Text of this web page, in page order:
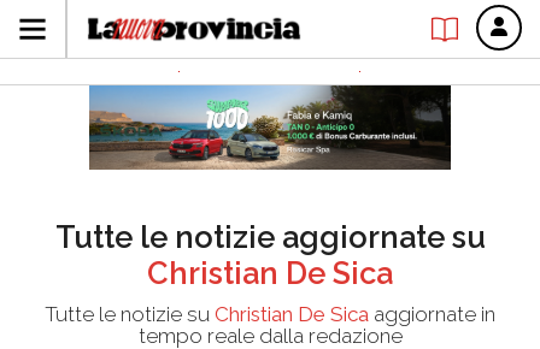
Tutte le notizie aggiornate su
Christian De Sica
Tutte le notizie su Christian De Sica aggiornate in
tempo reale dalla redazione